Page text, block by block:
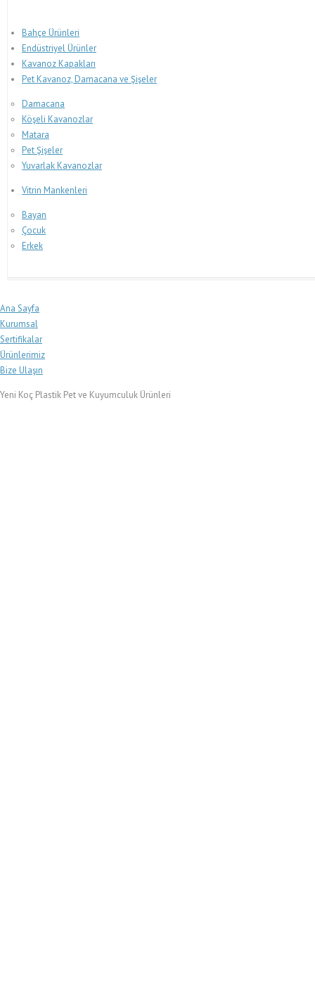
Bahçe Ürünleri
Endüstriyel Ürünler
Kavanoz Kapakları
Pet Kavanoz, Damacana ve Şişeler
Damacana
Köşeli Kavanozlar
Matara
Pet Şişeler
Yuvarlak Kavanozlar
Vitrin Mankenleri
Bayan
Çocuk
Erkek
Ana Sayfa
Kurumsal
Sertifikalar
Ürünlerimiz
Bize Ulaşın
Yeni Koç Plastik Pet ve Kuyumculuk Ürünleri